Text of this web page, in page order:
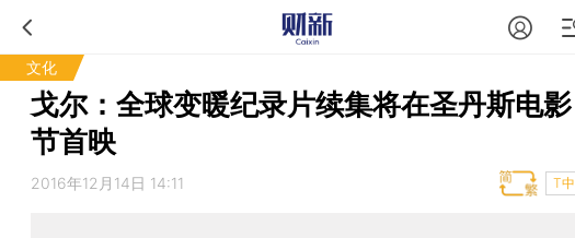
文化
戈尔：全球变暖纪录片续集将在圣丹斯电影
节首映
2016年12月14日 14:11 T中